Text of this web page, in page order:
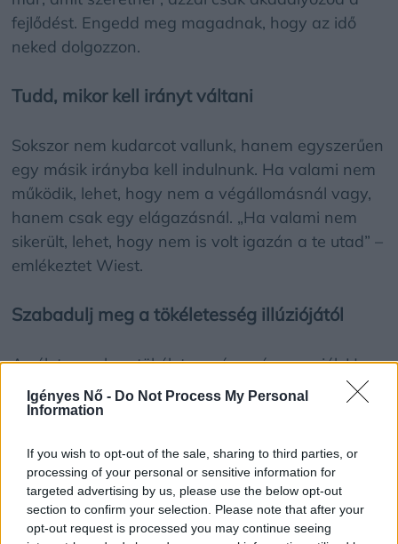
Igényes Nő - Do Not Process My Personal
Information
If you wish to opt-out of the sale, sharing to third parties, or
processing of your personal or sensitive information for
targeted advertising by us, please use the below opt-out
section to confirm your selection. Please note that after your
opt-out request is processed you may continue seeing
fejlődést. Engedd meg magadnak, hogy az idő
neked dolgozzon.
Tudd, mikor kell irányt váltani
Sokszor nem kudarcot vallunk, hanem egyszerűen
egy másik irányba kell indulnunk. Ha valami nem
működik, lehet, hogy nem a végállomásnál vagy,
hanem csak egy elágazásnál. „Ha valami nem
sikerült, lehet, hogy nem is volt igazán a te utad” –
emlékeztet Wiest.
Szabadulj meg a tökéletesség illúziójától
Az élet nem lesz tökéletes – és ez így van jól. Ha
mindig arra vársz, hogy minden ideális legyen,
akkor örökké várakozni fogsz. A boldogság nem a
elfogadod a jelen pillanatot.
Ne várj mások jóváhagyására